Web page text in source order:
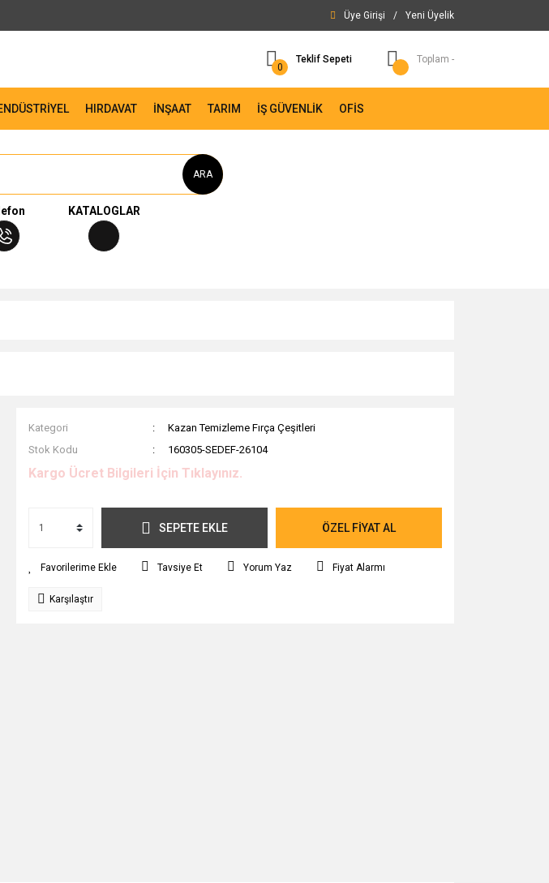
Üye Girişi / Yeni Üyelik
0
Teklif Sepeti Toplam -
HIRDAVAT İNŞAAT TARIM İŞ GÜVENLİK OFİS
ARA
KATALOGLAR
Kategori
Kazan Temizleme Fırça Çeşitleri
Stok Kodu
160305-SEDEF-26104
Kargo Ücret Bilgileri İçin Tıklayınız.
SEPETE EKLE ÖZEL FİYAT AL
Tavsiye Et Yorum Yaz Fiyat Alarmı
Karşılaştır